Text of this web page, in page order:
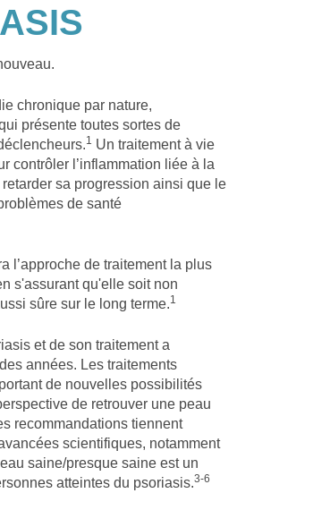
chronique par nature,
présente toutes sortes de
1 Un traitement à vie
contrôler l’inflammation liée à la
sa progression ainsi que le
de santé
l’approche de traitement la plus
s'assurant qu'elle soit non
sûre sur le long terme.1
et de son traitement a
années. Les traitements
de nouvelles possibilités
de retrouver une peau
recommandations tiennent
scientifiques, notamment
saine/presque saine est un
atteintes du psoriasis.3-6